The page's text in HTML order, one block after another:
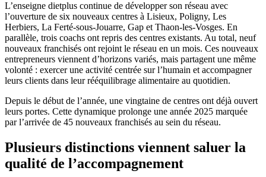
L’enseigne dietplus continue de développer son réseau avec
l’ouverture de six nouveaux centres à Lisieux, Poligny, Les
Herbiers, La Ferté-sous-Jouarre, Gap et Thaon-les-Vosges. En
parallèle, trois coachs ont repris des centres existants. Au total, neuf
nouveaux franchisés ont rejoint le réseau en un mois. Ces nouveaux
entrepreneurs viennent d’horizons variés, mais partagent une même
volonté : exercer une activité centrée sur l’humain et accompagner
leurs clients dans leur rééquilibrage alimentaire au quotidien.
Depuis le début de l’année, une vingtaine de centres ont déjà ouvert
leurs portes. Cette dynamique prolonge une année 2025 marquée
par l’arrivée de 45 nouveaux franchisés au sein du réseau.
Plusieurs distinctions viennent saluer la
qualité de l’accompagnement